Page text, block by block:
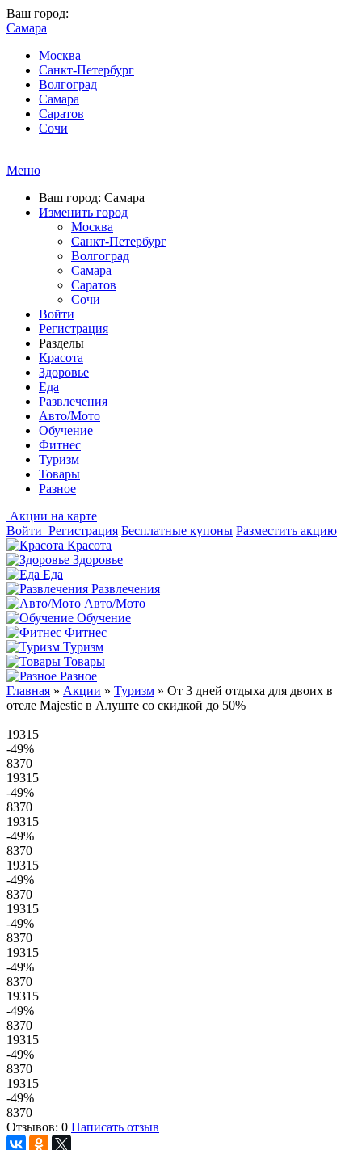
Ваш город:
Самара
Москва
Санкт-Петербург
Волгоград
Самара
Саратов
Сочи
Меню
Ваш город: Самара
Изменить город
Москва
Санкт-Петербург
Волгоград
Самара
Саратов
Сочи
Войти
Регистрация
Разделы
Красота
Здоровье
Еда
Развлечения
Авто/Мото
Обучение
Фитнес
Туризм
Товары
Разное
Акции на карте
Войти Регистрация Бесплатные купоны Разместить акцию
Красота
Здоровье
Еда
Развлечения
Авто/Мото
Обучение
Фитнес
Туризм
Товары
Разное
Главная » Акции » Туризм » От 3 дней отдыха для двоих в
отеле Majestic в Алуште со скидкой до 50%
19315
-49%
8370
19315
-49%
8370
19315
-49%
8370
19315
-49%
8370
19315
-49%
8370
19315
-49%
8370
19315
-49%
8370
19315
-49%
8370
19315
-49%
8370
Отзывов: 0 Написать отзыв